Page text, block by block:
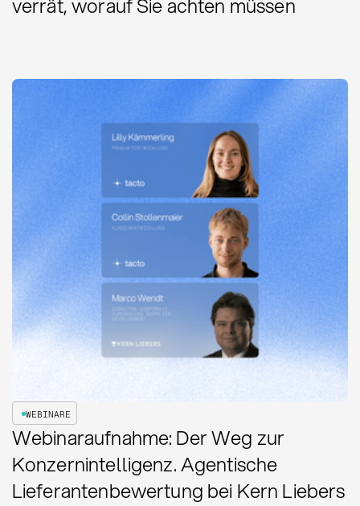
verrät, worauf Sie achten müssen
WEBINARE
Webinaraufnahme: Der Weg zur
Konzernintelligenz. Agentische
Lieferantenbewertung bei Kern Liebers